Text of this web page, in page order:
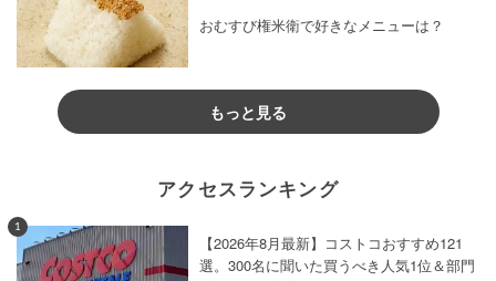
おむすび権米衛で好きなメニューは？
もっと見る
アクセスランキング
1
【2026年8月最新】コストコおすすめ121
選。300名に聞いた買うべき人気1位＆部門